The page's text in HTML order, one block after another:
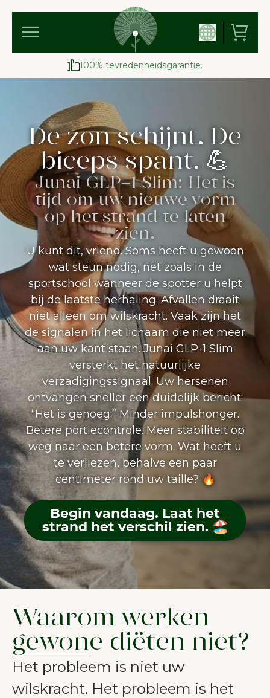
100% tevredenheidsgarantie.
De zon schijnt. De
biceps spant. 💪
Junai GLP-1 Slim: Het is
tijd om uw nieuwe vorm
op het strand te laten
zien.
U kunt dit, vriend. Soms heeft u gewoon
wat steun nodig, net zoals in de
sportschool wanneer de spotter u helpt
bij de laatste herhaling. Afvallen draait
niet alleen om wilskracht. Vaak zijn het
de signalen in het lichaam die niet meer
aan uw kant staan. Junai GLP-1 Slim
versterkt het natuurlijke
verzadigingssignaal. Uw hersenen
ontvangen sneller een duidelijk bericht:
“Het is genoeg.” Minder impulshonger.
Betere portiecontrole. Meer stabiliteit op
weg naar een betere vorm. Wat heeft u
te verliezen, behalve een paar
centimeter rond uw taille? 🔥
Begin vandaag. Laat het
strand het verschil zien. 🏖️
Waarom werken
gewone diëten niet?
Het probleem is niet uw
wilskracht. Het probleem is het